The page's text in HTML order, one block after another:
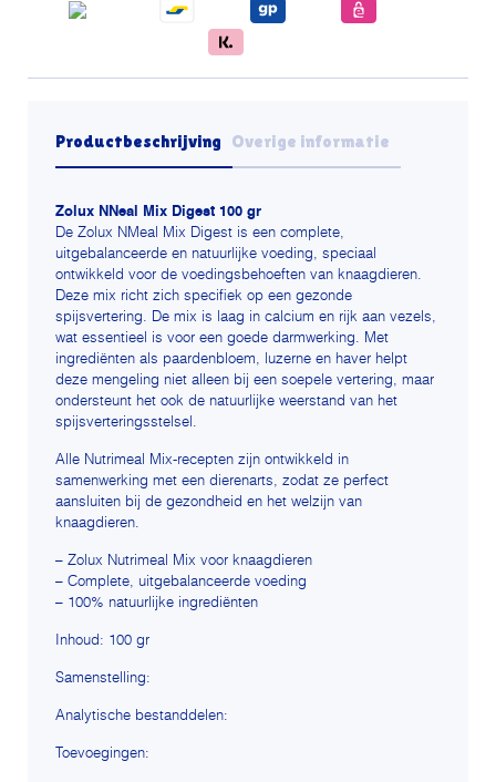
Productbeschrijving Overige informatie
Zolux NNeal Mix Digest 100 gr
De Zolux NMeal Mix Digest is een complete,
uitgebalanceerde en natuurlijke voeding, speciaal
ontwikkeld voor de voedingsbehoeften van knaagdieren.
Deze mix richt zich specifiek op een gezonde
spijsvertering. De mix is laag in calcium en rijk aan vezels,
wat essentieel is voor een goede darmwerking. Met
ingrediënten als paardenbloem, luzerne en haver helpt
deze mengeling niet alleen bij een soepele vertering, maar
ondersteunt het ook de natuurlijke weerstand van het
spijsverteringsstelsel.
Alle Nutrimeal Mix-recepten zijn ontwikkeld in
samenwerking met een dierenarts, zodat ze perfect
aansluiten bij de gezondheid en het welzijn van
knaagdieren.
– Zolux Nutrimeal Mix voor knaagdieren
– Complete, uitgebalanceerde voeding
– 100% natuurlijke ingrediënten
Inhoud: 100 gr
Samenstelling:
Analytische bestanddelen:
Toevoegingen: